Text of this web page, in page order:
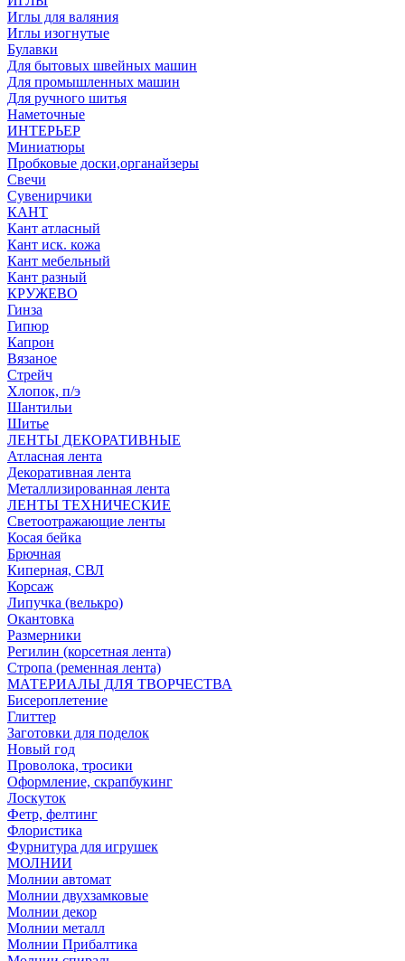
Иглы для валяния
Иглы изогнутые
Булавки
Для бытовых швейных машин
Для промышленных машин
Для ручного шитья
Наметочные
ИНТЕРЬЕР
Миниатюры
Пробковые доски,органайзеры
Свечи
Сувенирчики
КАНТ
Кант атласный
Кант иск. кожа
Кант мебельный
Кант разный
КРУЖЕВО
Гинза
Гипюр
Капрон
Вязаное
Стрейч
Хлопок, п/э
Шантильи
Шитье
ЛЕНТЫ ДЕКОРАТИВНЫЕ
Атласная лента
Декоративная лента
Металлизированная лента
ЛЕНТЫ ТЕХНИЧЕСКИЕ
Светоотражающие ленты
Косая бейка
Брючная
Киперная, СВЛ
Корсаж
Липучка (велькро)
Окантовка
Размерники
Регилин (корсетная лента)
Стропа (ременная лента)
МАТЕРИАЛЫ ДЛЯ ТВОРЧЕСТВА
Бисероплетение
Глиттер
Заготовки для поделок
Новый год
Проволока, тросики
Оформление, скрапбукинг
Лоскуток
Фетр, фелтинг
Флористика
Фурнитура для игрушек
МОЛНИИ
Молнии автомат
Молнии двухзамковые
Молнии декор
Молнии металл
Молнии Прибалтика